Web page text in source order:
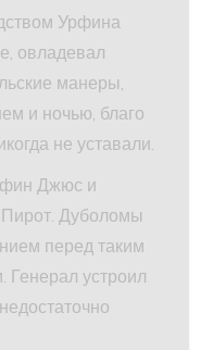
Урфина
овладевал
манеры,
и ночью, благо
не уставали.
Джюс и
Дуболомы
перед таким
Генерал устроил